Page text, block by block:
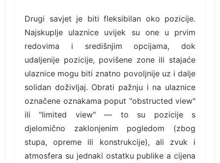
Drugi savjet je biti fleksibilan oko pozicije.
Najskuplje ulaznice uvijek su one u prvim
redovima i središnjim opcijama, dok
udaljenije pozicije, povišene zone ili stajaće
ulaznice mogu biti znatno povoljnije uz i dalje
solidan doživljaj. Obrati pažnju i na ulaznice
označene oznakama poput "obstructed view"
ili "limited view" — to su pozicije s
djelomično zaklonjenim pogledom (zbog
stupa, opreme ili konstrukcije), ali zvuk i
atmosfera su jednaki ostatku publike a cijena